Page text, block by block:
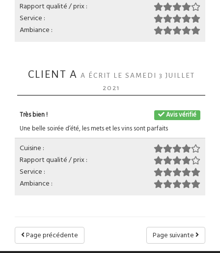
Rapport qualité / prix :
Service :
Ambiance :
CLIENT A A ÉCRIT LE SAMEDI 3 JUILLET
2021
Avis vérifié
Très bien !
Une belle soirée d’été, les mets et les vins sont parfaits
Cuisine :
Rapport qualité / prix :
Service :
Ambiance :
Page suivante
Page précédente